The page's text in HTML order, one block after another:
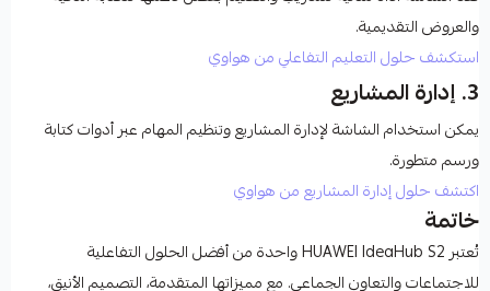
والعروض التقديمية.
استكشف حلول التعليم التفاعلي من هواوي
3. إدارة المشاريع
يمكن استخدام الشاشة لإدارة المشاريع وتنظيم المهام عبر أدوات كتابة
ورسم متطورة.
اكتشف حلول إدارة المشاريع من هواوي
خاتمة
تُعتبرHUAWEI IdeaHub S2واحدة من أفضل الحلول التفاعلية
للاجتماعات والتعاون الجماعي. مع مميزاتها المتقدمة، التصميم الأنيق،